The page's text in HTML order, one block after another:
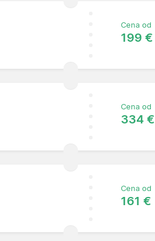
Cena od
199 €
Cena od
334 €
Cena od
161 €